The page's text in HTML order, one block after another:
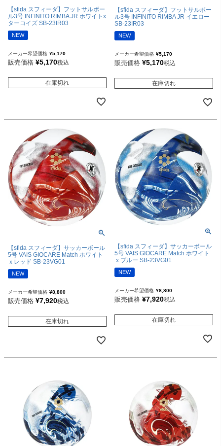
【sfida スフィーダ】フットサルボー
ル3号 INFINITO RIMBA JR ホワイトx
ターコイズ SB-23IR03
NEW
メーカー希望価格 ¥5,170
販売価格 ¥5,170税込
在庫切れ
【sfida スフィーダ】フットサルボー
ル3号 INFINITO RIMBA JR イエロー
SB-23IR03
NEW
メーカー希望価格 ¥5,170
販売価格 ¥5,170税込
在庫切れ
【sfida スフィーダ】サッカーボール
5号 VAIS GIOCARE Match ホワイト
ｘレッド SB-23VG01
NEW
メーカー希望価格 ¥8,800
販売価格 ¥7,920税込
在庫切れ
【sfida スフィーダ】サッカーボール
5号 VAIS GIOCARE Match ホワイト
ｘブルー SB-23VG01
NEW
メーカー希望価格 ¥8,800
販売価格 ¥7,920税込
在庫切れ